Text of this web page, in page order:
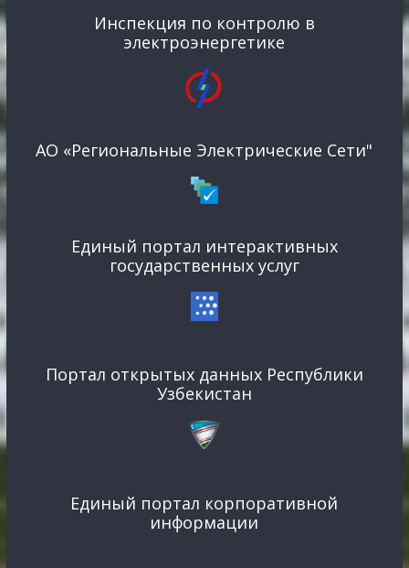
Инспекция по контролю в
электроэнергетике
АО «Региональные Электрические Сети"
Единый портал интерактивных
государственных услуг
Портал открытых данных Республики
Узбекистан
Единый портал корпоративной
информации